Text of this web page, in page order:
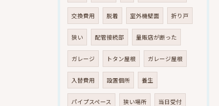
交換費用 脱着 室外機壁面 折り戸
狭い 配管接続部 量販店が断った
ガレージ トタン屋根 ガレージ屋根
入替費用 設置個所 養生
パイプスペース 狭い場所 当日受付